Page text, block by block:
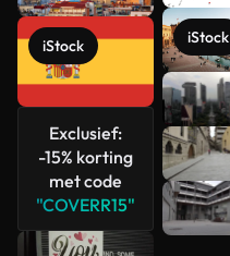
iStock
Exclusief:
-15% korting
met code
"COVERR15"
iStock